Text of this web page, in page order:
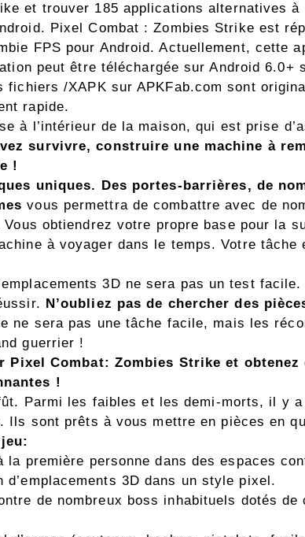
et trouver 185 applications alternatives à
Pixel Combat : Zombies Strike est
FPS pour Android. Actuellement, cette
peut être téléchargée sur Android 6.0+
fichiers /XAPK sur APKFab.com sont
rapide.
à l’intérieur de la maison, qui est prise
survivre, construire une machine à
!
uniques. Des portes-barrières, de
vous permettra de combattre avec de
obtiendrez votre propre base pour la
à voyager dans le temps. Votre tâche
3D ne sera pas un test
N’oubliez pas de chercher des
ne sera pas une tâche facile, mais les
guerrier !
Pixel Combat: Zombies Strike et obtenez
!
Parmi les faibles et les demi-morts, il y
Ils sont prêts à vous mettre en pièces en
la première personne dans des espaces
3D dans un style pixel.
de nombreux boss inhabituels dotés de